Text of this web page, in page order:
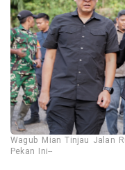
Wagub Mian Tinjau Jalan
Pekan Ini--